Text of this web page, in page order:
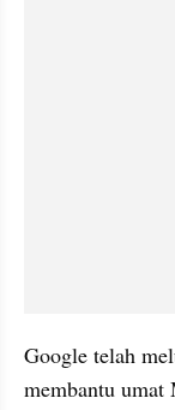
Google telah
membantu